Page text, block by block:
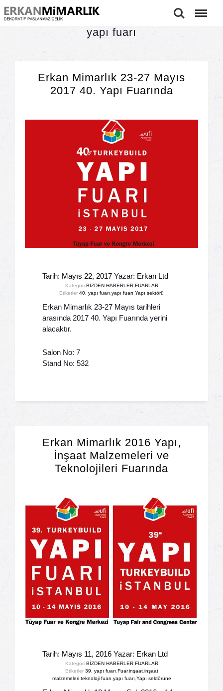
Ara Menu
yapı fuarı
Erkan Mimarlık 23-27 Mayıs
2017 40. Yapı Fuarında
Tarih: Mayıs 22, 2017 Yazar: Erkan Ltd
Kategori BİZDEN HABERLER, FUARLAR
Etiketler 40. yapı fuarı yapı fuarı Yapı sektörü
Erkan Mimarlık 23-27 Mayıs tarihleri
arasında 2017 40. Yapı Fuarında yerini
alacaktır.
Salon No: 7
Stand No: 532
Erkan Mimarlık 2016 Yapı,
İnşaat Malzemeleri ve
Teknolojileri Fuarında
Tarih: Mayıs 11, 2016 Yazar: Erkan Ltd
Kategori BİZDEN HABERLER,FUARLAR
Etiketler 39. yapı fuarı,Fuar,inşaat,inşaat
malzemeleri,teknoloji fuarı,yapı fuarı,Yapı sektörüne